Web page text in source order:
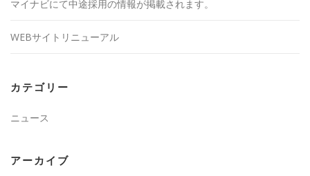
マイナビにて中途採用の情報が掲載されます。
WEBサイトリニューアル
カテゴリー
ニュース
アーカイブ